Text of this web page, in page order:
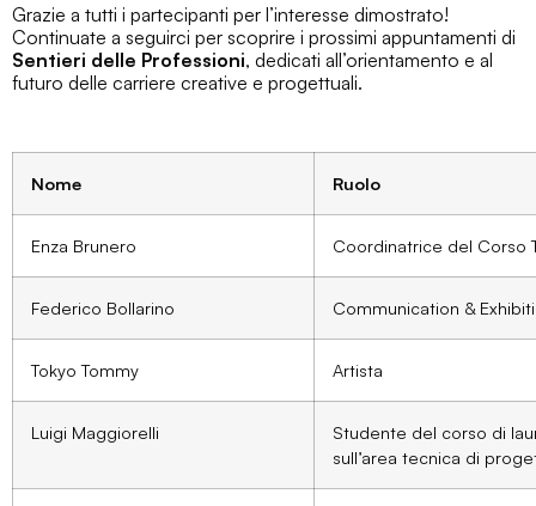
Grazie a tutti i partecipanti per l’interesse dimostrato!
Continuate a seguirci per scoprire i prossimi appuntamenti di
Sentieri delle Professioni, dedicati all’orientamento e al
futuro delle carriere creative e progettuali.
Nome Ruolo
Enza Brunero Coordinatrice del Corso
Federico Bollarino Communication &
Tokyo Tommy Artista
Luigi Maggiorelli
Studente del corso di
sull’area tecnica di